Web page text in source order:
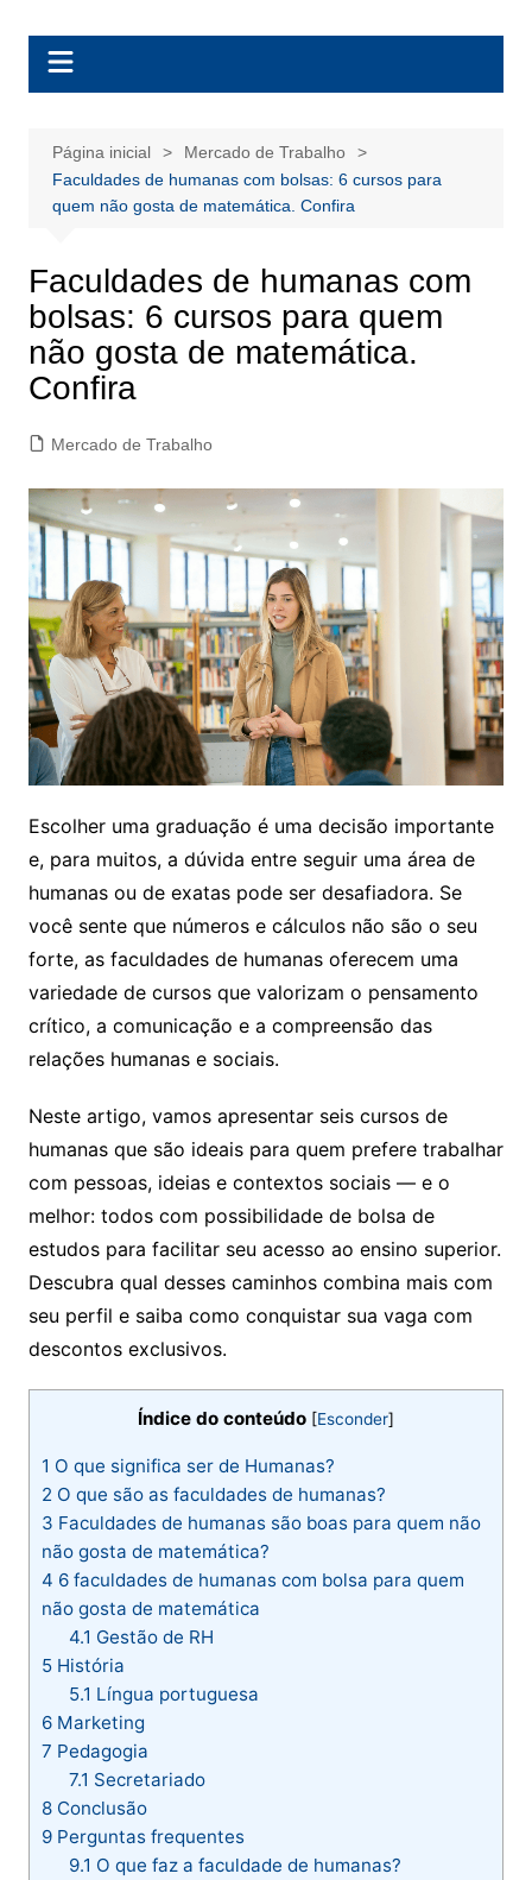
BolsasEAD
Página inicial
Mercado de Trabalho
Faculdades de humanas com bolsas: 6 cursos para
quem não gosta de matemática. Confira
Faculdades de humanas com
bolsas: 6 cursos para quem
não gosta de matemática.
Confira
Mercado de Trabalho
Escolher uma graduação é uma decisão importante
e, para muitos, a dúvida entre seguir uma área de
humanas ou de exatas pode ser desafiadora. Se
você sente que números e cálculos não são o seu
forte, as faculdades de humanas oferecem uma
variedade de cursos que valorizam o pensamento
crítico, a comunicação e a compreensão das
relações humanas e sociais.
Neste artigo, vamos apresentar seis cursos de
humanas que são ideais para quem prefere trabalhar
com pessoas, ideias e contextos sociais — e o
melhor: todos com possibilidade de bolsa de
estudos para facilitar seu acesso ao ensino superior.
Descubra qual desses caminhos combina mais com
seu perfil e saiba como conquistar sua vaga com
descontos exclusivos.
Índice do conteúdo [Esconder]
1 O que significa ser de Humanas?
2 O que são as faculdades de humanas?
3 Faculdades de humanas são boas para quem não
não gosta de matemática?
4 6 faculdades de humanas com bolsa para quem
não gosta de matemática
4.1 Gestão de RH
5História
5.1 Língua portuguesa
6Marketing
7 Pedagogia
7.1 Secretariado
8Conclusão
9Perguntas frequentes
9.1 O que faz a faculdade de humanas?